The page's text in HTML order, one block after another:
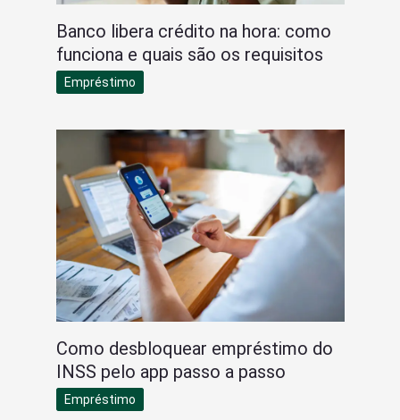
Banco libera crédito na hora: como
funciona e quais são os requisitos
Empréstimo
Como desbloquear empréstimo do
INSS pelo app passo a passo
Empréstimo